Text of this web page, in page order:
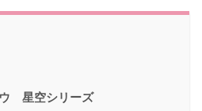
星空シリーズ